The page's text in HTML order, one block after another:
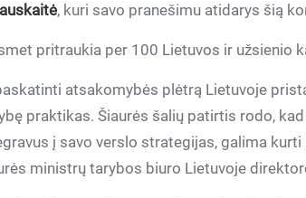
, kuri savo pranešimu atidarys šią
pritraukia per 100 Lietuvos ir užsienio
atsakomybės plėtrą Lietuvoje
praktikas. Šiaurės šalių patirtis rodo,
į savo verslo strategijas, galima
ministrų tarybos biuro Lietuvoje